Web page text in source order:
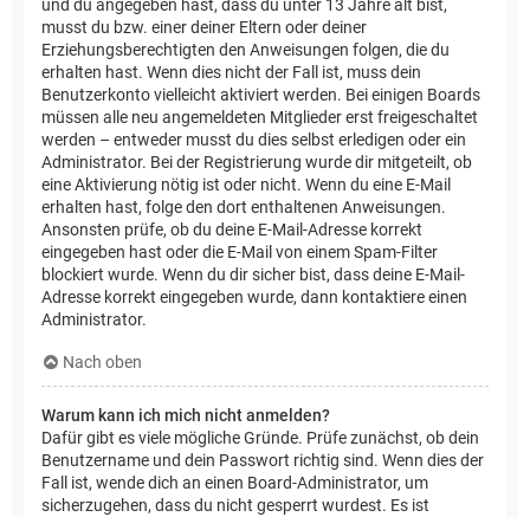
und du angegeben hast, dass du unter 13 Jahre alt bist,
musst du bzw. einer deiner Eltern oder deiner
Erziehungsberechtigten den Anweisungen folgen, die du
erhalten hast. Wenn dies nicht der Fall ist, muss dein
Benutzerkonto vielleicht aktiviert werden. Bei einigen Boards
müssen alle neu angemeldeten Mitglieder erst freigeschaltet
werden – entweder musst du dies selbst erledigen oder ein
Administrator. Bei der Registrierung wurde dir mitgeteilt, ob
eine Aktivierung nötig ist oder nicht. Wenn du eine E-Mail
erhalten hast, folge den dort enthaltenen Anweisungen.
Ansonsten prüfe, ob du deine E-Mail-Adresse korrekt
eingegeben hast oder die E-Mail von einem Spam-Filter
blockiert wurde. Wenn du dir sicher bist, dass deine E-Mail-
Adresse korrekt eingegeben wurde, dann kontaktiere einen
Administrator.
Nach oben
Warum kann ich mich nicht anmelden?
Dafür gibt es viele mögliche Gründe. Prüfe zunächst, ob dein
Benutzername und dein Passwort richtig sind. Wenn dies der
Fall ist, wende dich an einen Board-Administrator, um
sicherzugehen, dass du nicht gesperrt wurdest. Es ist